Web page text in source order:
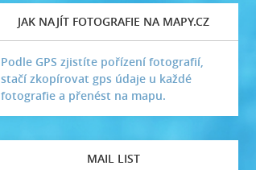
JAK NAJÍT FOTOGRAFIE NA MAPY.CZ
Podle GPS zjistíte pořízení fotografií,
stačí zkopírovat gps údaje u každé
fotografie a přenést na mapu.
MAIL LIST